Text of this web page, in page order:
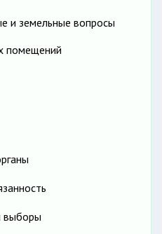
и земельные вопросы
помещений
выборы